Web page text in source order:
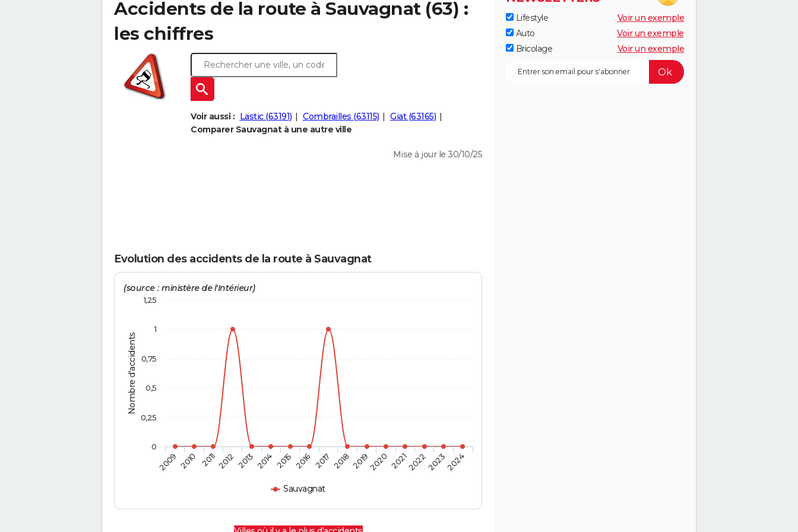
Accidents de la route à Sauvagnat (63) :
les chiffres
Voir aussi : Lastic (63191) Combrailles (63115)
Giat (63165)
Comparer Sauvagnat à une autre ville
Mise à jour le 30/10/25
Evolution des accidents de la route à Sauvagnat
Nombre d'accidents
(source : ministère de l'Intérieur)
Sauvagnat
2009 2010 20112012 2013 2014 2015 2016 2017 201820192020 2021202220232024
0
0,25
0,5
0,75
1
1,25
Lifestyle
Voir un exemple
Auto
Voir un exemple
Bricolage
Voir un exemple